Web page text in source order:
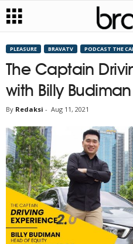
PLEASURE BRAVATV PODCAST THE
The Captain
with Billy
By Redaksi - Aug 11, 2021